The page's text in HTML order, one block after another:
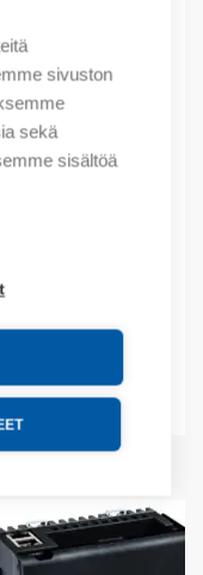
sivuston
sekä
sisältöä